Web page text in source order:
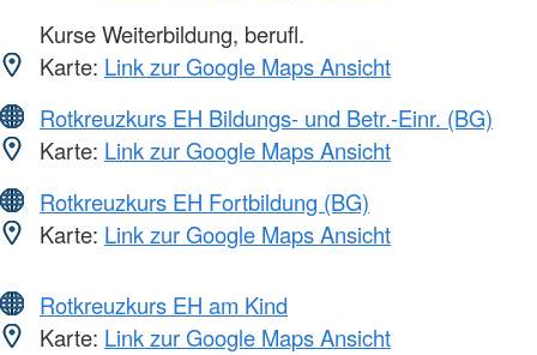
Kurse Weiterbildung, berufl.
Karte: Link zur Google Maps Ansicht
Rotkreuzkurs EH Bildungs- und Betr.-Einr. (BG)
Karte: Link zur Google Maps Ansicht
Rotkreuzkurs EH Fortbildung (BG)
Karte: Link zur Google Maps Ansicht
Rotkreuzkurs EH am Kind
Karte: Link zur Google Maps Ansicht